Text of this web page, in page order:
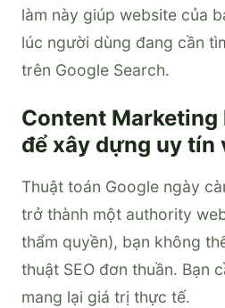
làm này giúp website của
lúc người dùng đang cần
trên Google Search.
Content Marketing
để xây dựng uy tín
Thuật toán Google ngày
trở thành một authority
thẩm quyền), bạn không
thuật SEO đơn thuần. Bạn
mang lại giá trị thực tế.